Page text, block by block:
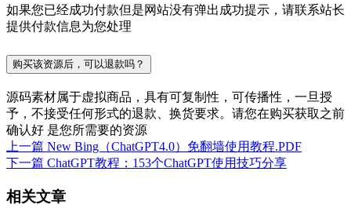
如果您已经成功付款但是网站没有弹出成功提示，请联系站长
提供付款信息为您处理
购买该资源后，可以退款吗？
源码素材属于虚拟商品，具有可复制性，可传播性，一旦授
予，不接受任何形式的退款、换货要求。请您在购买获取之前
确认好 是您所需要的资源
上一篇 New Bing（ChatGPT4.0）免翻墙使用教程.PDF
下一篇 ChatGPT教程：153个ChatGPT使用技巧分享
相关文章